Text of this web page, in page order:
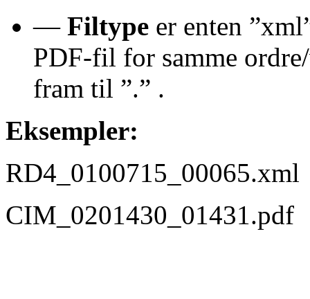
— Filtype er enten
PDF-fil for samme
fram til ”.” .
Eksempler:
RD4_0100715_00065.xml
CIM_0201430_01431.pdf